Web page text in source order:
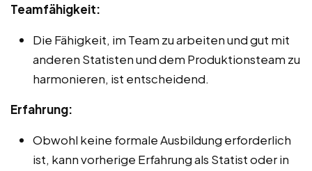
Teamfähigkeit:
Die Fähigkeit, im Team zu arbeiten und gut mit
anderen Statisten und dem Produktionsteam zu
harmonieren, ist entscheidend.
Erfahrung:
Obwohl keine formale Ausbildung erforderlich
ist, kann vorherige Erfahrung als Statist oder in